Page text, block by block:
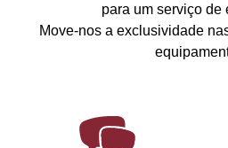
para um serviço de
Move-nos a exclusividade